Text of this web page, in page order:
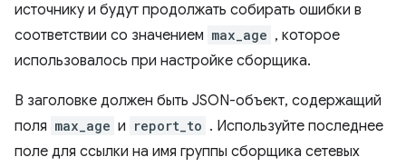
источнику и будут продолжать собирать ошибки в
соответствии со значением max_age , которое
использовалось при настройке сборщика.
В заголовке должен быть JSON-объект, содержащий
поля max_age и report_to . Используйте последнее
поле для ссылки на имя группы сборщика сетевых